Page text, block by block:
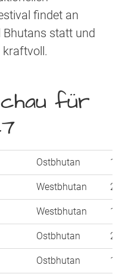
findet an
Bhutans statt und
kraftvoll.
für
Ostbhutan
Westbhutan
Westbhutan
Ostbhutan
Ostbhutan